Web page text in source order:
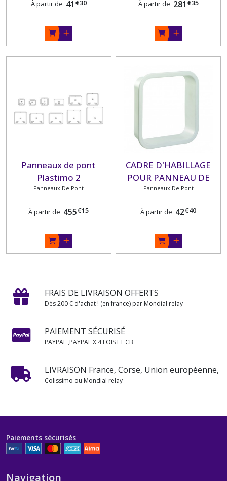
À partir de 41 €30 À partir de 281 €35
Panneaux de pont
Plastimo 2
Panneaux De Pont
À partir de 455€15
CADRE D'HABILLAGE
POUR PANNEAU DE
PONT PLASTIMO
Panneaux De Pont
À partir de 42€40
FRAIS DE LIVRAISON OFFERTS
Dès 200 € d'achat ! (en france) par Mondial relay
PAIEMENT SÉCURISÉ
PAYPAL ,PAYPAL X 4 FOIS ET CB
LIVRAISON France, Corse, Union européenne,
Colissimo ou Mondial relay
Paiements sécurisés
Navigation